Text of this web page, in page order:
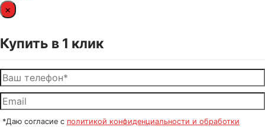
×
Купить в 1 клик
*Даю согласие с политикой конфиденциальности и обработки